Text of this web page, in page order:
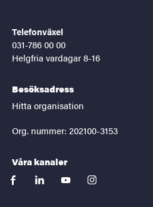
Telefonväxel
031-786 00 00
Helgfria vardagar 8-16
Besöksadress
Hitta organisation
Org. nummer: 202100-3153
Våra kanaler
facebooklinkedinyoutubeinstagram